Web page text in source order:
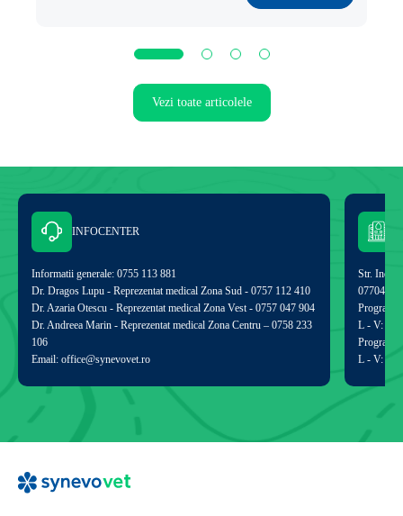
Vezi toate articolele
INFOCENTER
Informatii generale: 0755 113 881
Dr. Dragos Lupu - Reprezentat medical Zona Sud - 0757 112 410
Dr. Azaria Otescu - Reprezentat medical Zona Vest - 0757 047 904
Dr. Andreea Marin - Reprezentat medical Zona Centru – 0758 233
106
Email: office@synevovet.ro
Str.
077040
Program
L - V:
Program
L - V: